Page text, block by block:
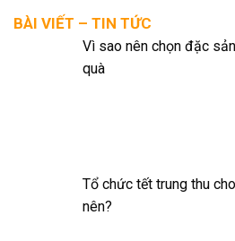
BÀI VIẾT – TIN TỨC
Vì sao nên chọn đặc
quà
Tổ chức tết trung thu
nên?